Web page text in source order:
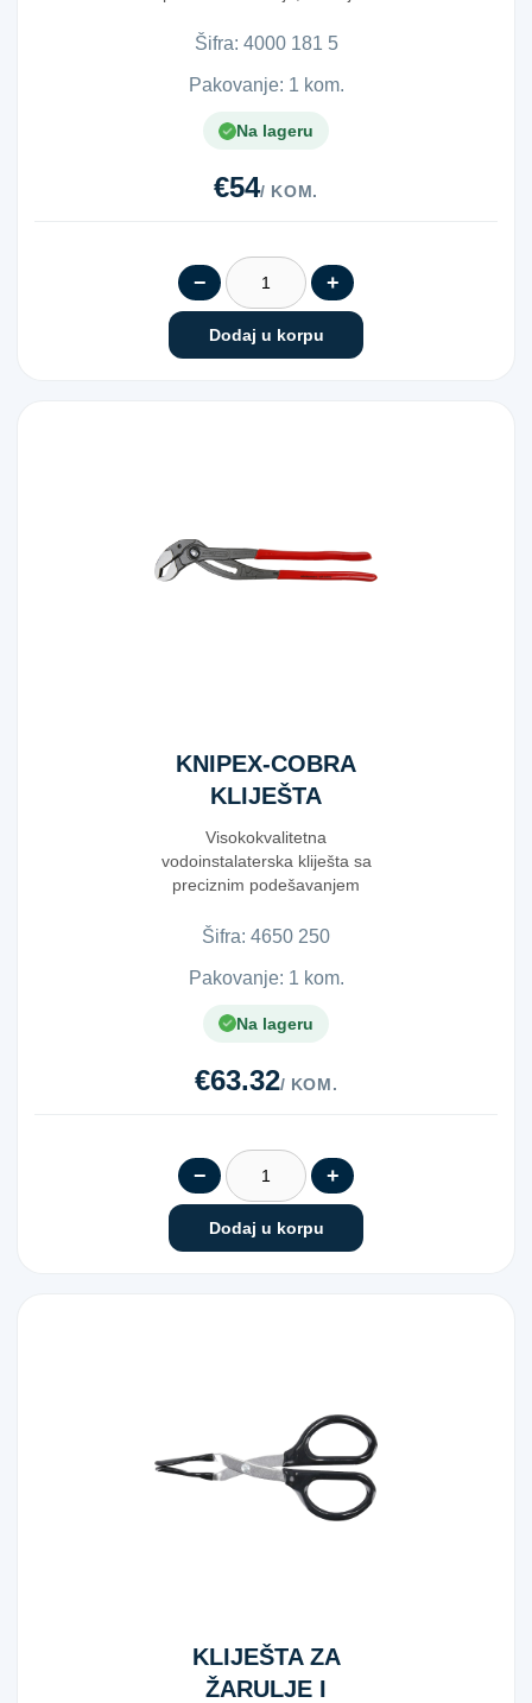
Šifra: 4​0​0​0​ ​1​8​1​ ​5​
Pakovanje: 1 kom.
Na lageru
€54/ KOM.
− +
Dodaj u korpu
KNIPEX-COBRA
KLIJEŠTA
250MM
Visokokvalitetna
vodoinstalaterska kliješta sa
preciznim podešavanjem
Šifra: 4​6​5​0​ ​2​5​0​
Pakovanje: 1 kom.
Na lageru
€63.32/ KOM.
− +
Dodaj u korpu
KLIJEŠTA ZA
ŽARULJE I